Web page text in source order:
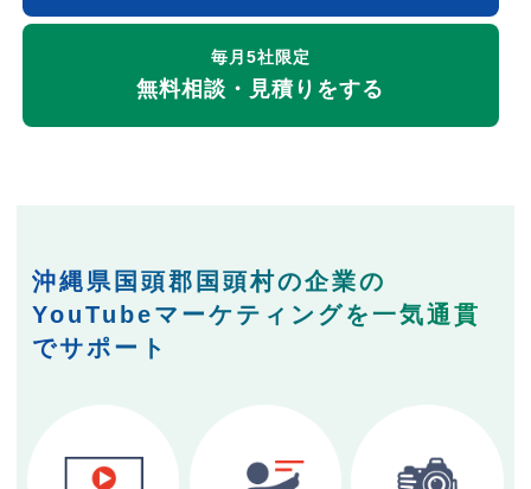
毎月5社限定
無料相談・見積りをする
沖縄県国頭郡国頭村の企業の
YouTubeマーケティングを一気通貫
でサポート